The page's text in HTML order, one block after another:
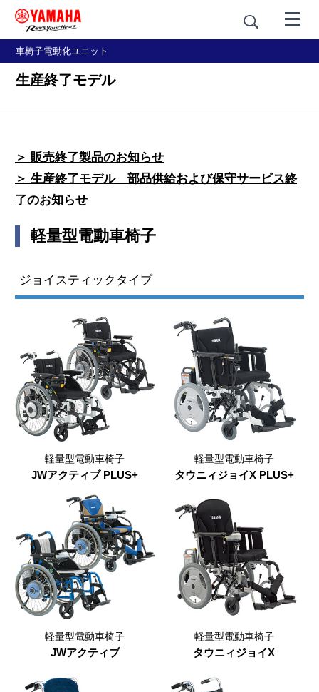
車椅子電動化ユニット
生産終了モデル
＞ 販売終了製品のお知らせ
＞ 生産終了モデル 部品供給および保守サービス終
了のお知らせ
軽量型電動車椅子
ジョイスティックタイプ
軽量型電動車椅子
JWアクティブ PLUS+
軽量型電動車椅子
タウニィジョイX PLUS+
軽量型電動車椅子
JWアクティブ
軽量型電動車椅子
タウニィジョイX